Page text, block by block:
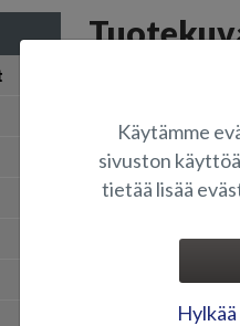
Käytämme
sivuston
tietää lisää
Hylkää